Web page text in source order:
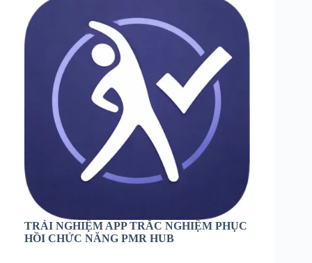
TRẢI NGHIỆM APP TRẮC NGHIỆM PHỤC
HỒI CHỨC NĂNG PMR HUB